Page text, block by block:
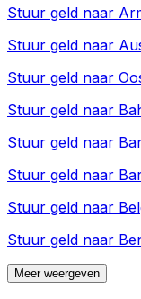
Stuur geld naar
Stuur geld naar
Stuur geld naar
Stuur geld naar
Stuur geld naar
Stuur geld naar
Stuur geld naar
Stuur geld naar
Meer weergeven